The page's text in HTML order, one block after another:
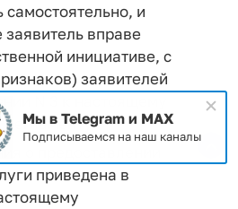
и
вправе
инициативе, с
заявителей
N 3 к настоящему
о предоставлении
приведена в
Мы в Telegram и MAX
Подписываемся на наш каналы